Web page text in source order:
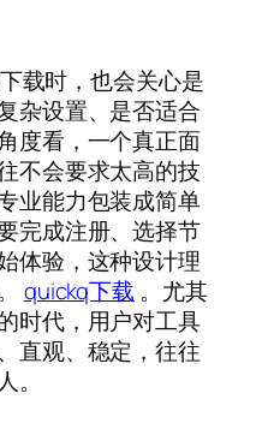
载时，也会关心是
杂设置、是否适合
度看，一个真正面
不会要求太高的技
业能力包装成简单
完成注册、选择节
体验，这种设计理
quickq下载 。尤其
时代，用户对工具
直观、稳定，往往